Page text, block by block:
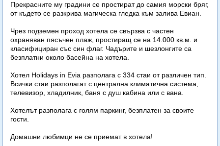
Прекрасните му градини се простират до самия морски бряг,
от където се разкрива магическа гледка към залива Евиан.
Чрез подземен проход хотела се свързва с частен
охраняван пясъчен плаж, простиращ се на 14.000 кв.м. и
класифициран със син флаг. Чадърите и шезлонгите са
безплатни около басейна на хотела.
Хотел Holidays in Evia разполага с 334 стаи от различен тип.
Всички стаи разполагат с централна климатична система,
телевизор, хладилник, баня с душ кабина или с вана.
Хотелът разполага с голям паркинг, безплатен за своите
гости.
Домашни любимци не се приемат в хотела!